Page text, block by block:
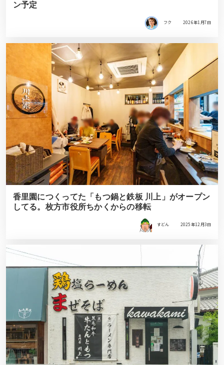
ン予定
フク 2026年1月7日
香里園につくってた「もつ鍋と鉄板 川上」がオープン
してる。枚方市役所ちかくからの移転
すどん 2025年12月3日